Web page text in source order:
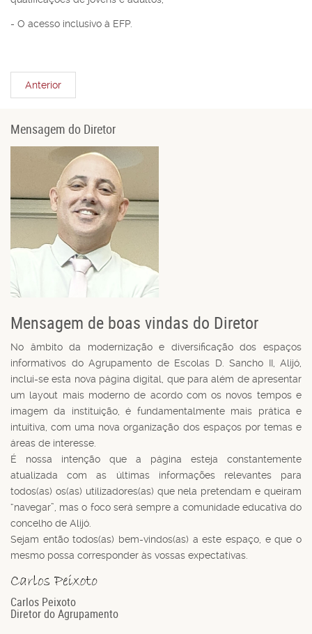
- O acesso inclusivo à EFP.
Anterior
Mensagem do Diretor
Mensagem de boas vindas do Diretor
No âmbito da modernização e diversificação dos espaços
informativos do Agrupamento de Escolas D. Sancho II, Alijó,
inclui-se esta nova página digital, que para além de apresentar
um layout mais moderno de acordo com os novos tempos e
imagem da instituição, é fundamentalmente mais prática e
intuitiva, com uma nova organização dos espaços por temas e
áreas de interesse.
É nossa intenção que a página esteja constantemente
atualizada com as últimas informações relevantes para
todos(as) os(as) utilizadores(as) que nela pretendam e queiram
“navegar”, mas o foco será sempre a comunidade educativa do
concelho de Alijó.
Sejam então todos(as) bem-vindos(as) a este espaço, e que o
mesmo possa corresponder às vossas expectativas.
Carlos Peixoto
Diretor do Agrupamento